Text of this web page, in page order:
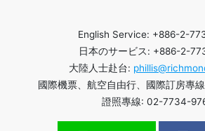
English Service: +886-2-
日本のサービス: +886-2-
大陸人士赴台:
國際機票、航空自由行、國際訂房專
證照專線: 02-7734-